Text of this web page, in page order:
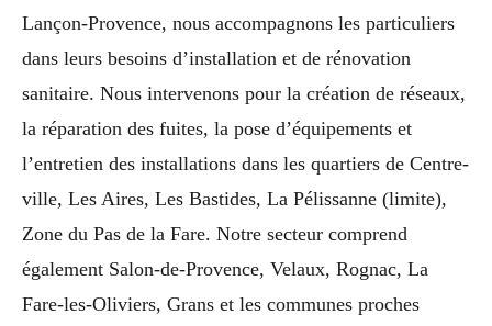
Lançon-Provence, nous accompagnons les particuliers
dans leurs besoins d’installation et de rénovation
sanitaire. Nous intervenons pour la création de réseaux,
la réparation des fuites, la pose d’équipements et
l’entretien des installations dans les quartiers de Centre-
ville, Les Aires, Les Bastides, La Pélissanne (limite),
Zone du Pas de la Fare. Notre secteur comprend
également Salon-de-Provence, Velaux, Rognac, La
Fare-les-Oliviers, Grans et les communes proches